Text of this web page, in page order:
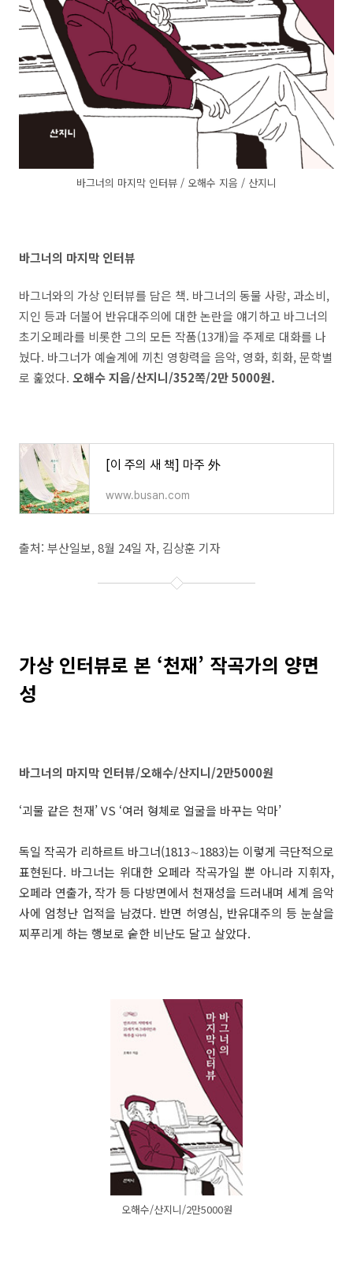
바그너의 마지막 인터뷰 / 오해수 지음 / 산지니
바그너의 마지막 인터뷰
바그너와의 가상 인터뷰를 담은 책. 바그너의 동물 사랑, 과소비,
지인 등과 더불어 반유대주의에 대한 논란을 얘기하고 바그너의
초기오페라를 비롯한 그의 모든 작품(13개)을 주제로 대화를 나
눴다. 바그너가 예술계에 끼친 영향력을 음악, 영화, 회화, 문학별
로 훑었다. 오해수 지음/산지니/352쪽/2만 5000원.
[이 주의 새 책] 마주 外
www.busan.com
출처: 부산일보, 8월 24일 자, 김상훈 기자
가상 인터뷰로 본 ‘천재’ 작곡가의 양면
성
바그너의 마지막 인터뷰/오해수/산지니/2만5000원
‘괴물 같은 천재’ VS ‘여러 형체로 얼굴을 바꾸는 악마’
독일 작곡가 리하르트 바그너(1813∼1883)는 이렇게 극단적으로
표현된다. 바그너는 위대한 오페라 작곡가일 뿐 아니라 지휘자,
오페라 연출가, 작가 등 다방면에서 천재성을 드러내며 세계 음악
사에 엄청난 업적을 남겼다. 반면 허영심, 반유대주의 등 눈살을
찌푸리게 하는 행보로 숱한 비난도 달고 살았다.
오해수/산지니/2만5000원